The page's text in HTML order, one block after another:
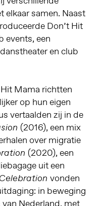
elkaar samen. Naast
Don’t Hit
events, een
en club
Mama richtten
op hun eigen
vertaalden zij in de
(2016), een mix
over migratie
(2020), een
uit een
vonden
in beweging
Nederland, met